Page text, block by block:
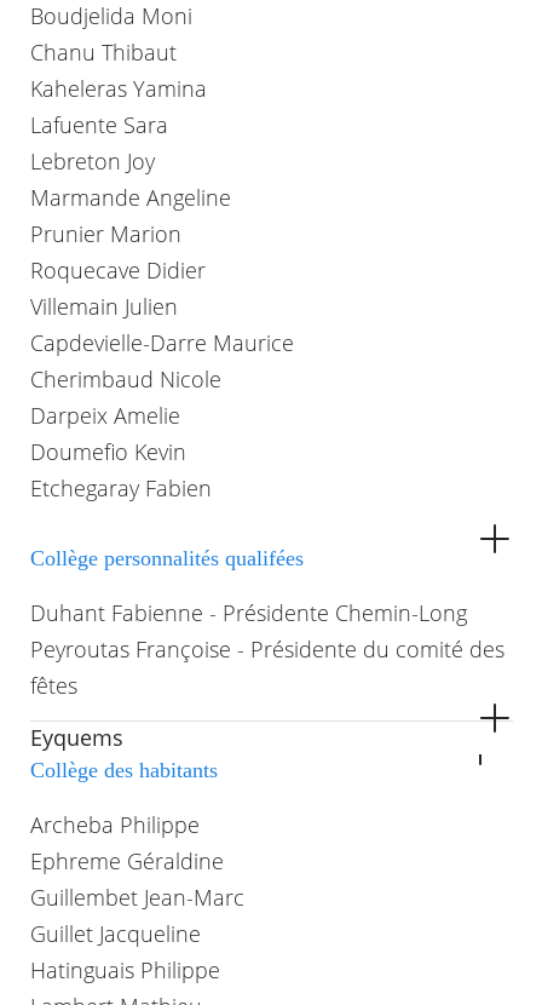
Boudjelida Moni
Chanu Thibaut
Kaheleras Yamina
Lafuente Sara
Lebreton Joy
Marmande Angeline
Prunier Marion
Roquecave Didier
Villemain Julien
Capdevielle-Darre Maurice
Cherimbaud Nicole
Darpeix Amelie
Doumefio Kevin
Etchegaray Fabien
Collège personnalités qualifées
Duhant Fabienne - Présidente Chemin-Long
Peyroutas Françoise - Présidente du comité des
fêtes
Eyquems
Collège des habitants
Archeba Philippe
Ephreme Géraldine
Guillembet Jean-Marc
Guillet Jacqueline
Hatinguais Philippe